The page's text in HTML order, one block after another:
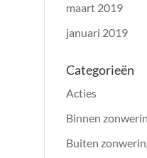
maart 2019
januari 2019
Categorieën
Acties
Binnen
Buiten